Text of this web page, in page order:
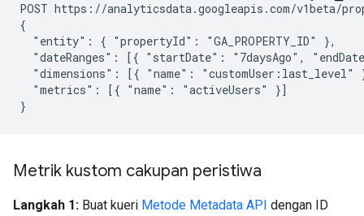
POST https://analyticsdata.googleapis.com/v1beta/
{
  "entity": { "propertyId": "GA_PROPERTY_ID" },
"dateRanges": [{ "startDate": "7daysAgo",
"dimensions": [{ "name": "customUser:last_level"
  "metrics": [{ "name": "activeUsers" }]
Metrik kustom cakupan peristiwa
Langkah 1: Buat kueri Metode Metadata API dengan ID